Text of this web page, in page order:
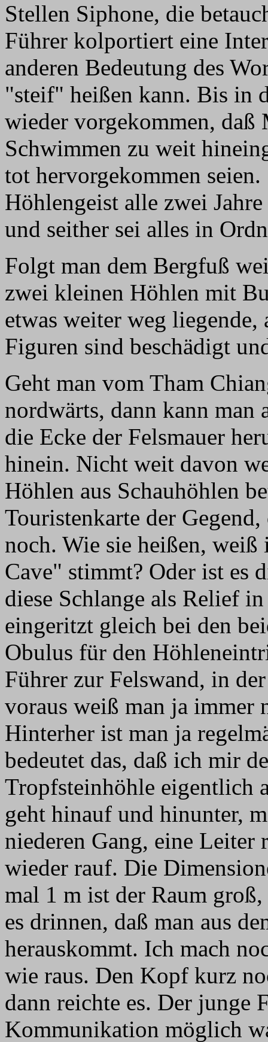
Stellen Siphone, die
Führer kolportiert eine
anderen Bedeutung des
"steif" heißen kann. Bis in
wieder vorgekommen, daß
Schwimmen zu weit
tot hervorgekommen
Höhlengeist alle zwei
und seither sei alles in
Folgt man dem Bergfuß
zwei kleinen Höhlen mit
etwas weiter weg
Figuren sind beschädigt
Geht man vom Tham
nordwärts, dann kann man
die Ecke der Felsmauer
hinein. Nicht weit davon
Höhlen aus Schauhöhlen
Touristenkarte der
noch. Wie sie heißen,
Cave" stimmt? Oder ist es
diese Schlange als Relief
eingeritzt gleich bei den
Obulus für den
Führer zur Felswand, in
voraus weiß man ja immer
Hinterher ist man ja
bedeutet das, daß ich mir
Tropfsteinhöhle eigentlich
geht hinauf und hinunter,
niederen Gang, eine Leiter
wieder rauf. Die
mal 1 m ist der Raum
es drinnen, daß man aus
herauskommt. Ich mach
wie raus. Den Kopf kurz
dann reichte es. Der junge
Kommunikation möglich